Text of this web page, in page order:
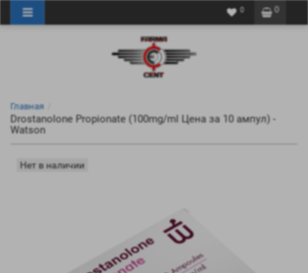
0
0
Главная
Drostanolone Propionate (100mg/ml Цена за 10 ампул) -
Watson
Нет в наличии